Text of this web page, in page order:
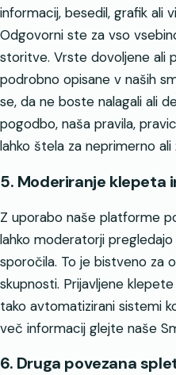
informacij, besedil, grafik ali
Odgovorni ste za vso
storitve. Vrste dovoljene ali
podrobno opisane v naših
se, da ne boste nalagali ali
pogodbo, naša pravila,
lahko štela za neprimerno ali
5. Moderiranje klepeta
Z uporabo naše platforme
lahko moderatorji
sporočila. To je bistveno za
skupnosti. Prijavljene
tako avtomatizirani sistemi
več informacij glejte naše
6. Druga povezana